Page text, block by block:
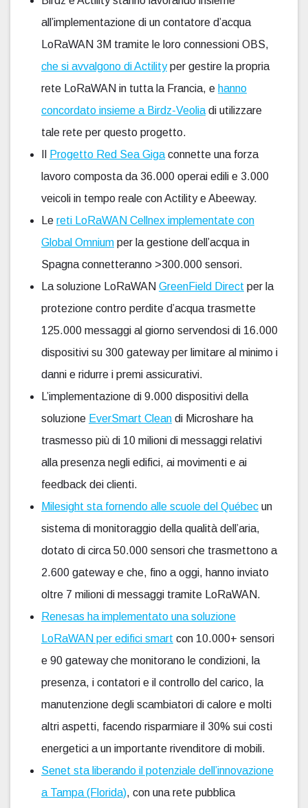
all’implementazione di un contatore d’acqua
LoRaWAN 3M tramite le loro connessioni OBS,
che si avvalgono di Actilityper gestire la propria
rete LoRaWAN in tutta la Francia, e hanno
concordato insieme a Birdz-Veolia di utilizzare
tale rete per questo progetto.
Progetto Red Sea Giga connette una forza
lavoro composta da 36.000 operai edili e 3.000
veicoli in tempo reale con Actility e Abeeway.
Le reti LoRaWAN Cellnex implementate con
Global Omnium per la gestione dell’acqua in
Spagna connetteranno >300.000 sensori.
La soluzione LoRaWAN GreenField Direct per la
protezione contro perdite d’acqua trasmette
125.000 messaggi al giorno servendosi di 16.000
dispositivi su 300 gateway per limitare al minimo i
danni e ridurre i premi assicurativi.
L’implementazione di 9.000 dispositivi della
soluzione EverSmart Clean di Microshare ha
trasmesso più di 10 milioni di messaggi relativi
alla presenza negli edifici, ai movimenti e ai
feedback dei clienti.
Milesight sta fornendo alle scuole del Québec un
sistema di monitoraggio della qualità dell’aria,
dotato di circa 50.000 sensori che trasmettono a
2.600 gateway e che, fino a oggi, hanno inviato
oltre 7 milioni di messaggi tramite LoRaWAN.
Renesas ha implementato una soluzione
LoRaWAN per edifici smart con 10.000+ sensori
e 90 gateway che monitorano le condizioni, la
presenza, i contatori e il controllo del carico, la
manutenzione degli scambiatori di calore e molti
altri aspetti, facendo risparmiare il 30% sui costi
energetici a un importante rivenditore di mobili.
Senet sta liberando il potenziale dell’innovazione
a Tampa (Florida), con una rete pubblica